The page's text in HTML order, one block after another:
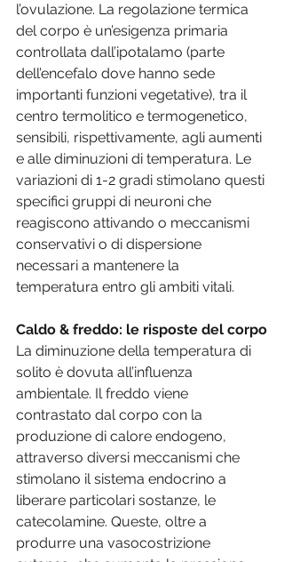
l’ovulazione. La regolazione termica
del corpo è un’esigenza primaria
controllata dall’ipotalamo (parte
dell’encefalo dove hanno sede
importanti funzioni vegetative), tra il
centro termolitico e termogenetico,
sensibili, rispettivamente, agli aumenti
e alle diminuzioni di temperatura. Le
variazioni di 1-2 gradi stimolano questi
specifici gruppi di neuroni che
reagiscono attivando o meccanismi
conservativi o di dispersione
necessari a mantenere la
temperatura entro gli ambiti vitali.
Caldo & freddo: le risposte del corpo
La diminuzione della temperatura di
solito è dovuta all’influenza
ambientale. Il freddo viene
contrastato dal corpo con la
produzione di calore endogeno,
attraverso diversi meccanismi che
stimolano il sistema endocrino a
liberare particolari sostanze, le
catecolamine. Queste, oltre a
produrre una vasocostrizione